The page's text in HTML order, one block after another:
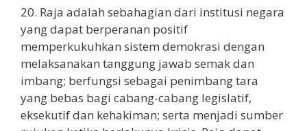
20. Raja adalah sebahagian dari institusi negara
yang dapat berperanan positif
memperkukuhkan sistem demokrasi dengan
melaksanakan tanggung jawab semak dan
imbang; berfungsi sebagai penimbang tara
yang bebas bagi cabang-cabang legislatif,
eksekutif dan kehakiman; serta menjadi sumber